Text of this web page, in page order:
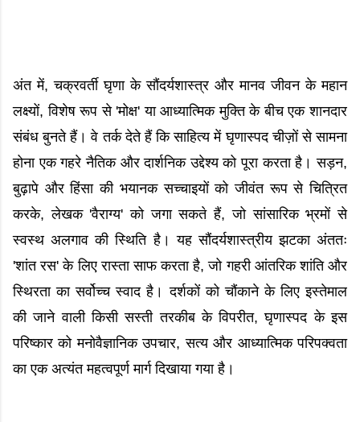
अंत में, चक्रवर्ती घृणा के सौंदर्यशास्त्र और मानव जीवन के महान
लक्ष्यों, विशेष रूप से 'मोक्ष' या आध्यात्मिक मुक्ति के बीच एक शानदार
संबंध बुनते हैं। वे तर्क देते हैं कि साहित्य में घृणास्पद चीज़ों से सामना
होना एक गहरे नैतिक और दार्शनिक उद्देश्य को पूरा करता है। सड़न,
बुढ़ापे और हिंसा की भयानक सच्चाइयों को जीवंत रूप से चित्रित
करके, लेखक 'वैराग्य' को जगा सकते हैं, जो सांसारिक भ्रमों से
स्वस्थ अलगाव की स्थिति है। यह सौंदर्यशास्त्रीय झटका अंततः
'शांत रस' के लिए रास्ता साफ करता है, जो गहरी आंतरिक शांति और
स्थिरता का सर्वोच्च स्वाद है। दर्शकों को चौंकाने के लिए इस्तेमाल
की जाने वाली किसी सस्ती तरकीब के विपरीत, घृणास्पद के इस
परिष्कार को मनोवैज्ञानिक उपचार, सत्य और आध्यात्मिक परिपक्वता
का एक अत्यंत महत्वपूर्ण मार्ग दिखाया गया है।